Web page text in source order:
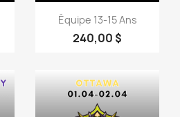
Aperçu rapide
Équipe 13-15 Ans
240,00 $